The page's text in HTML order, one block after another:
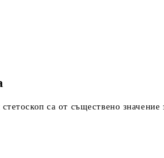
са от съществено